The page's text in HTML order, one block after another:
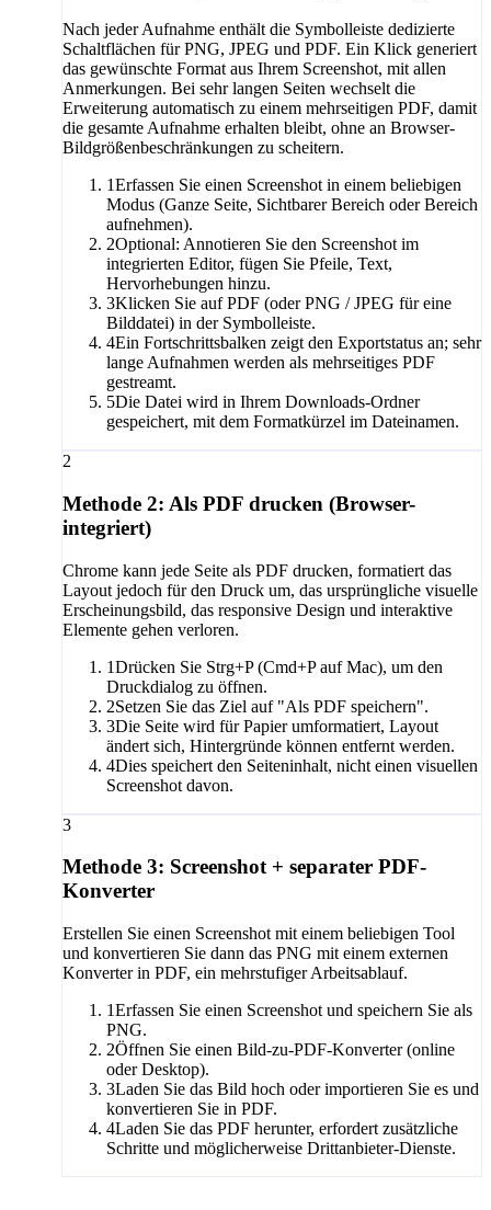
Nach jeder Aufnahme enthält die Symbolleiste dedizierte
Schaltflächen für PNG, JPEG und PDF. Ein Klick generiert
das gewünschte Format aus Ihrem Screenshot, mit allen
Anmerkungen. Bei sehr langen Seiten wechselt die
Erweiterung automatisch zu einem mehrseitigen PDF, damit
die gesamte Aufnahme erhalten bleibt, ohne an Browser-
Bildgrößenbeschränkungen zu scheitern.
1Erfassen Sie einen Screenshot in einem beliebigen
Modus (Ganze Seite, Sichtbarer Bereich oder Bereich
aufnehmen).
2Optional: Annotieren Sie den Screenshot im
integrierten Editor, fügen Sie Pfeile, Text,
Hervorhebungen hinzu.
3Klicken Sie auf PDF (oder PNG / JPEG für eine
Bilddatei) in der Symbolleiste.
4Ein Fortschrittsbalken zeigt den Exportstatus an; sehr
lange Aufnahmen werden als mehrseitiges PDF
gestreamt.
5Die Datei wird in Ihrem Downloads-Ordner
gespeichert, mit dem Formatkürzel im Dateinamen.
2
Methode 2: Als PDF drucken (Browser-
integriert)
Chrome kann jede Seite als PDF drucken, formatiert das
Layout jedoch für den Druck um, das ursprüngliche visuelle
Erscheinungsbild, das responsive Design und interaktive
Elemente gehen verloren.
1Drücken Sie Strg+P (Cmd+P auf Mac), um den
Druckdialog zu öffnen.
2Setzen Sie das Ziel auf "Als PDF speichern".
3Die Seite wird für Papier umformatiert, Layout
ändert sich, Hintergründe können entfernt werden.
4Dies speichert den Seiteninhalt, nicht einen visuellen
Screenshot davon.
3
Methode 3: Screenshot + separater PDF-
Konverter
Erstellen Sie einen Screenshot mit einem beliebigen Tool
und konvertieren Sie dann das PNG mit einem externen
Konverter in PDF, ein mehrstufiger Arbeitsablauf.
1Erfassen Sie einen Screenshot und speichern Sie als
PNG.
2Öffnen Sie einen Bild-zu-PDF-Konverter (online
oder Desktop).
3Laden Sie das Bild hoch oder importieren Sie es und
konvertieren Sie in PDF.
4Laden Sie das PDF herunter, erfordert zusätzliche
Schritte und möglicherweise Drittanbieter-Dienste.